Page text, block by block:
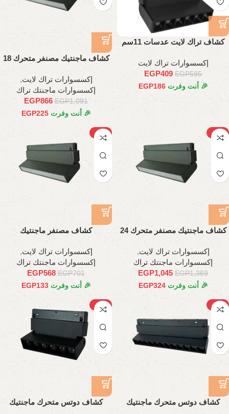
كشاف تراك لايت عدسات 11سم
إكسسوارات تراك لايت
EGP595
EGP409
🎉 أنت وفرت EGP186
كشاف ماجنتيك مصنفر متحرك 18
وات، 35 سم
إكسسوارات تراك لايت,
إكسسوارات ماجنتك تراك
EGP1,091
EGP866
🎉 أنت وفرت EGP225
-24%
كشاف ماجنتيك مصنفر متحرك 24
إكسسوارات تراك لايت,
إكسسوارات ماجنتك تراك
EGP1,369
EGP1,045
🎉 أنت وفرت EGP324
-19%
كشاف مصنفر ماجنتيك
إكسسوارات تراك لايت,
إكسسوارات ماجنتك تراك
EGP701
EGP568
🎉 أنت وفرت EGP133
-20%
كشاف دوتس متحرك ماجنتيك
-33%
كشاف دوتس متحرك ماجنتيك